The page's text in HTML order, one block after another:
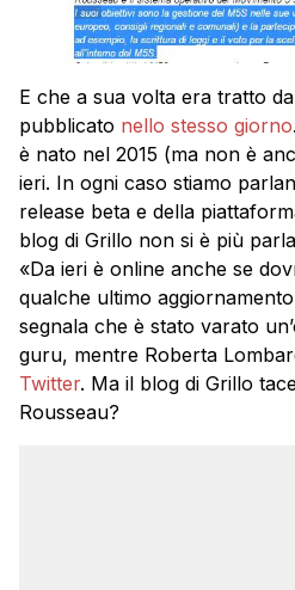
E che a sua volta era tratto
pubblicato nello stesso giorno
è nato nel 2015 (ma non è
ieri. In ogni caso stiamo
release beta e della
blog di Grillo non si è più
«Da ieri è online anche se
qualche ultimo
segnala che è stato varato
guru, mentre Roberta
Twitter. Ma il blog di Grillo
Rousseau?